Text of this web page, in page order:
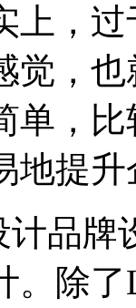
上，
觉，
单，
地提
品牌
。除